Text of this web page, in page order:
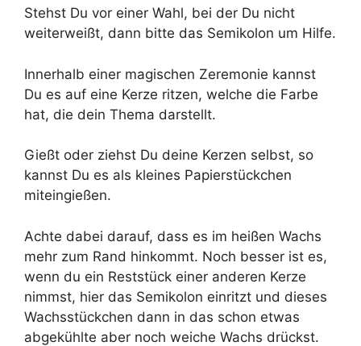
Stehst Du vor einer Wahl, bei der Du nicht
weiterweißt, dann bitte das Semikolon um Hilfe.
Innerhalb einer magischen Zeremonie kannst
Du es auf eine Kerze ritzen, welche die Farbe
hat, die dein Thema darstellt.
Gießt oder ziehst Du deine Kerzen selbst, so
kannst Du es als kleines Papierstückchen
miteingießen.
Achte dabei darauf, dass es im heißen Wachs
mehr zum Rand hinkommt. Noch besser ist es,
wenn du ein Reststück einer anderen Kerze
nimmst, hier das Semikolon einritzt und dieses
Wachsstückchen dann in das schon etwas
abgekühlte aber noch weiche Wachs drückst.